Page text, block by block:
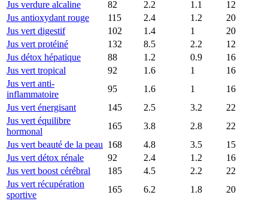
Jus verdure alcaline
82 2.2 1.1
12
Jus antioxydant rouge
115 2.4 1.2
20
Jus vert digestif
102 1.4 1
20
Jus vert protéiné
132 8.5 2.2
12
Jus détox hépatique
88 1.2 0.9
16
Jus vert tropical
92 1.6 1
16
Jus vert anti-
inflammatoire
95 1.6 1
16
Jus vert énergisant
145 2.5 3.2
22
Jus vert équilibre
hormonal
165 3.8 2.8
22
Jus vert beauté de la peau 168 4.8 3.5
15
Jus vert détox rénale
92 2.4 1.2
16
Jus vert boost cérébral
185 4.5 2.2
22
Jus vert récupération
sportive
165 6.2 1.8
20